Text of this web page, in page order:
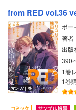
from RED vol.36
マンガ｜巻
ボー
著者
出版
390
1巻
1巻